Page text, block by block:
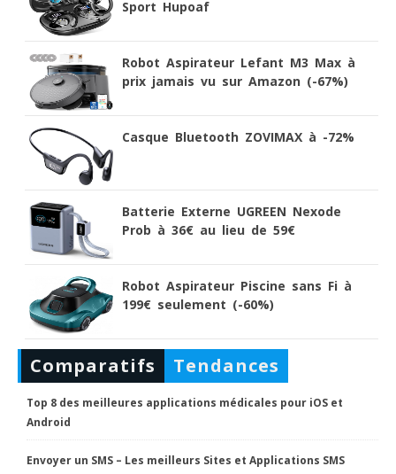
Sport Hupoaf
Robot Aspirateur Lefant M3 Max à
prix jamais vu sur Amazon (-67%)
Casque Bluetooth ZOVIMAX à -72%
Batterie Externe UGREEN Nexode
Prob à 36€ au lieu de 59€
Robot Aspirateur Piscine sans Fi à
199€ seulement (-60%)
Comparatifs Tendances
Top 8 des meilleures applications médicales pour iOS et
Android
Envoyer un SMS – Les meilleurs Sites et Applications SMS